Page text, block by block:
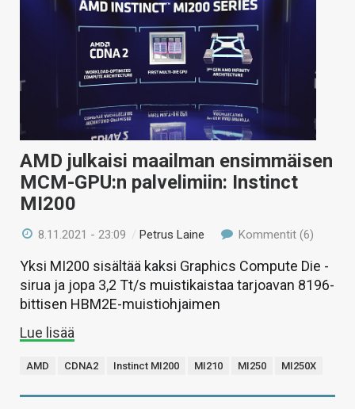
VAIHDA TEEMA
HAKU
AMD julkaisi maailman ensimmäisen
MCM-GPU:n palvelimiin: Instinct
MI200
8.11.2021 - 23:09 /Petrus Laine Kommentit (6)
Yksi MI200 sisältää kaksi Graphics Compute Die -
sirua ja jopa 3,2 Tt/s muistikaistaa tarjoavan 8196-
bittisen HBM2E-muistiohjaimen
Lue lisää
AMD CDNA2 Instinct MI200 MI210 MI250 MI250X